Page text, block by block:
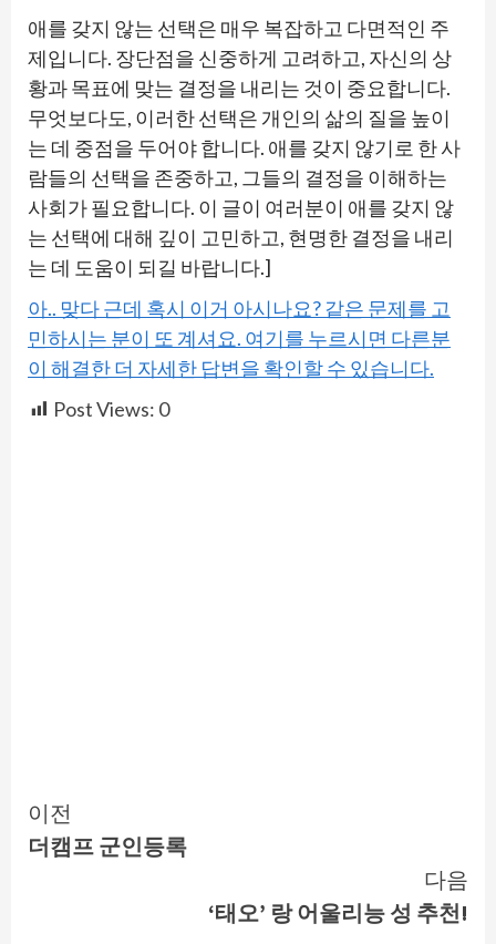
애를 갖지 않는 선택은 매우 복잡하고 다면적인 주
제입니다. 장단점을 신중하게 고려하고, 자신의 상
황과 목표에 맞는 결정을 내리는 것이 중요합니다.
무엇보다도, 이러한 선택은 개인의 삶의 질을 높이
는 데 중점을 두어야 합니다. 애를 갖지 않기로 한 사
람들의 선택을 존중하고, 그들의 결정을 이해하는
사회가 필요합니다. 이 글이 여러분이 애를 갖지 않
는 선택에 대해 깊이 고민하고, 현명한 결정을 내리
는 데 도움이 되길 바랍니다.]
아.. 맞다 근데 혹시 이거 아시나요? 같은 문제를 고
민하시는 분이 또 계셔요. 여기를 누르시면 다른분
이 해결한 더 자세한 답변을 확인할 수 있습니다.
Post Views: 0
Continue
Reading
이전
더캠프 군인등록
다음
‘태오’ 랑 어울리능 성 추천!